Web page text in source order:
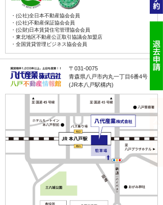
・(公社)全日本不動産協会会員
・(公社)不動産保証協会会員
・(公財)日本賃貸住宅管理協会会員
・東北地区不動産公正取引協議会加盟店
・全国賃貸管理ビジネス協会会員
〒031-0075
青森県八戸市内丸一丁目6番4号
(JR本八戸駅構内)